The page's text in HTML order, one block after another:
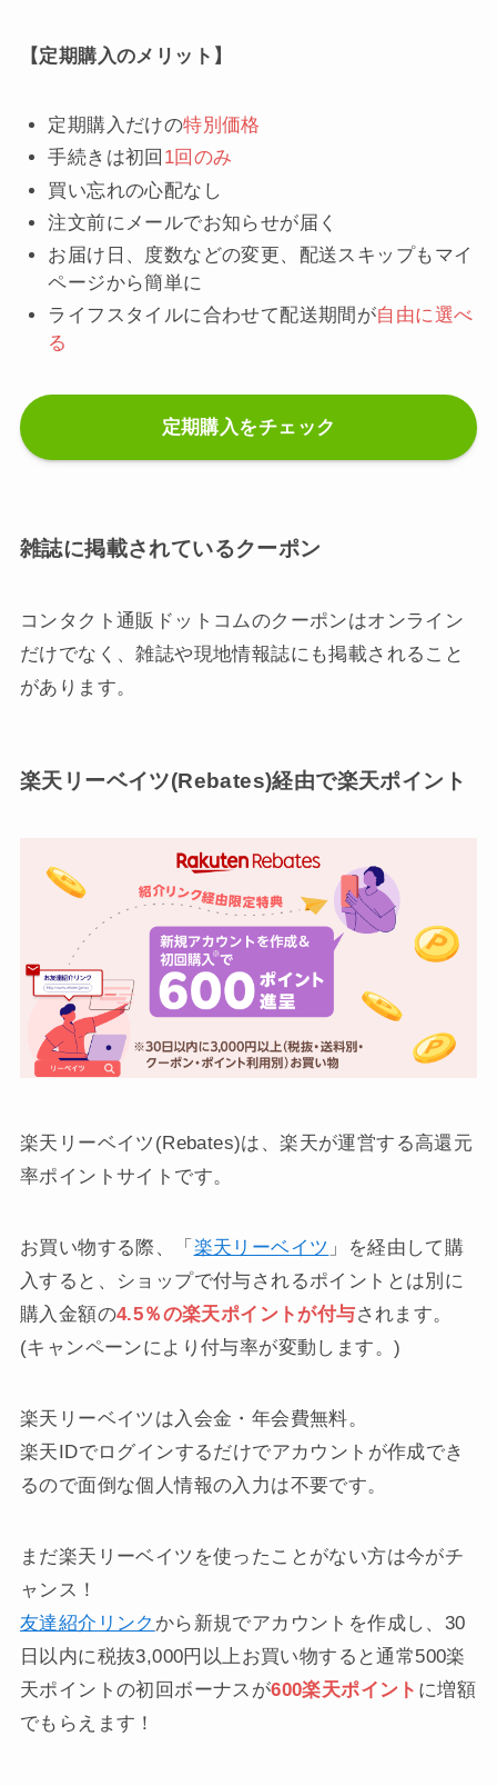
【定期購入のメリット】
定期購入だけの特別価格
手続きは初回 1回のみ
買い忘れの心配なし
注文前にメールでお知らせが届く
お届け日、度数などの変更、配送スキップもマイ
ページから簡単に
ライフスタイルに合わせて配送期間が自由に選べ
る
定期購入をチェック
雑誌に掲載されているクーポン
コンタクト通販ドットコムのクーポンはオンライン
だけでなく、雑誌や現地情報誌にも掲載されること
があります。
楽天リーベイツ(Rebates)経由で楽天ポイント
楽天リーベイツ(Rebates)は、楽天が運営する高還元
率ポイントサイトです。
お買い物する際、「 楽天リーベイツ 」を経由して購
入すると、ショップで付与されるポイントとは別に
購入金額の4.5％の楽天ポイントが付与されます。
(キャンペーンにより付与率が変動します。)
楽天リーベイツは入会金・年会費無料。
楽天IDでログインするだけでアカウントが作成でき
るので面倒な個人情報の入力は不要です。
まだ楽天リーベイツを使ったことがない方は今がチ
ャンス！
友達紹介リンク から新規でアカウントを作成し、30
日以内に税抜3,000円以上お買い物すると通常500楽
天ポイントの初回ボーナスが600楽天ポイント に増額
でもらえます！